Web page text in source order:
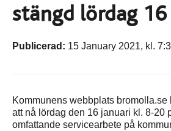
stängd lördag
Publicerad: 15 January 2021, kl.
Kommunens webbplats bromolla.se
att nå lördag den 16 januari kl. 8-20
omfattande servicearbete på